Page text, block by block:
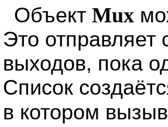
Объект Mux
Это
выходов, пока
Список
в котором